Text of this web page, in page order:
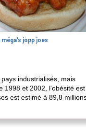
méga's jopp joes
industrialisés, mais
1998 et 2002, l'obésité est
est estimé à 89,8